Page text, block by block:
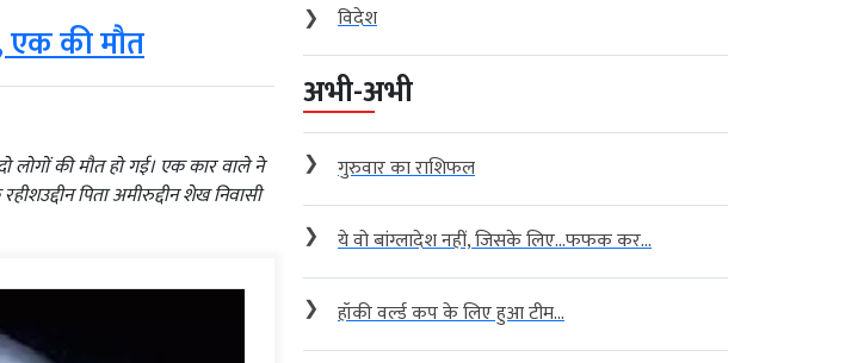
एक की मौत
लोगों की मौत हो गई। एक कार वाले ने
पिता अमीरुद्दीन शेख निवासी
❯
विदेश
अभी-अभी
❯ गुरुवार का राशिफल
❯ ये वो बांग्लादेश नहीं, जिसके लिए…फफक कर...
❯ हॉकी वर्ल्ड कप के लिए हुआ टीम...